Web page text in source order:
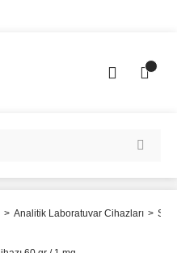
Analitik Laboratuvar Cihazları